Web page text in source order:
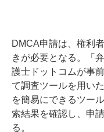
DMCA申請は、権利
きが必要となる。「
護士ドットコムが事
て調査ツールを用い
を簡易にできるツー
索結果を確認し、申
る。